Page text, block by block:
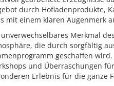
durch Hofladenprodukte,
mit einem klaren Augenmerk
unverwechselbares Merkmal
die durch sorgfältig
geschaffen
und Überraschungen
Erlebnis für die ganze